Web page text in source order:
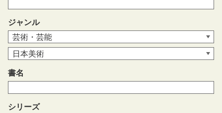
ジャンル
書名
シリーズ